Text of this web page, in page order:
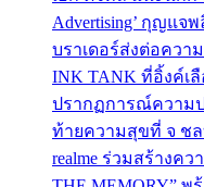
Advertising’ กุญแจ
บราเดอร์ส่งต่อควา
INK TANK ที่อิ้งค์เลื
ปรากฏการณ์ความป
ท้ายความสุขที่ จ ช
realme ร่วมสร้างค